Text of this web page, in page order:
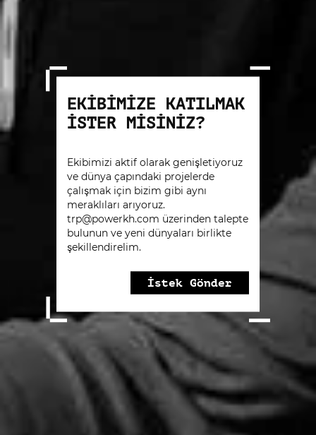
EKIBIMIZE KATILMAK
ISTER MISINIZ?
Ekibimizi aktif olarak genişletiyoruz
ve dünya çapındaki projelerde
çalışmak için bizim gibi aynı
meraklıları arıyoruz.
trp@powerkh.com üzerinden talepte
bulunun ve yeni dünyaları birlikte
şekillendirelim.
İstek Gönder